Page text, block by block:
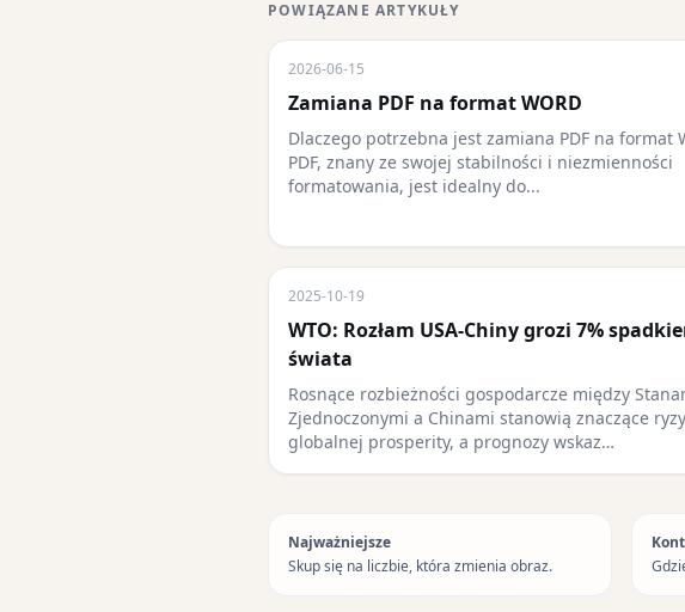
POWIĄZANE ARTYKUŁY
2026-06-15
Zamiana PDF na format WORD
Dlaczego potrzebna jest zamiana PDF na format
PDF, znany ze swojej stabilności i niezmienności
formatowania, jest idealny do...
2025-10-19
WTO: Rozłam USA-Chiny grozi 7%
świata
Rosnące rozbieżności gospodarcze między
Zjednoczonymi a Chinami stanowią znaczące
globalnej prosperity, a prognozy wskaz…
Najważniejsze
Skup się na liczbie, która zmienia obraz.